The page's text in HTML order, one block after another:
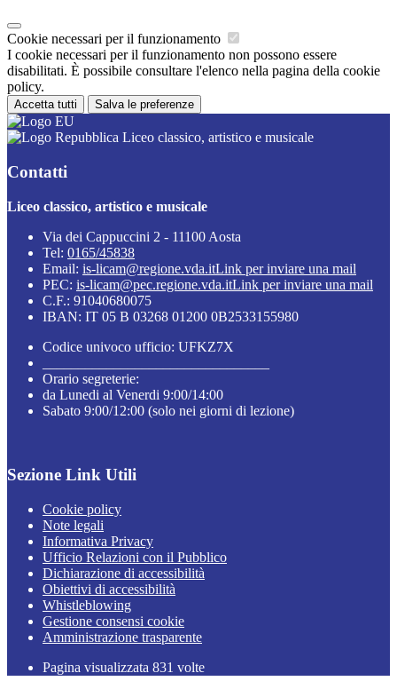
Cookie necessari per il funzionamento
I cookie necessari per il funzionamento non possono essere
disabilitati. È possibile consultare l'elenco nella pagina della cookie
policy.
Accetta tutti Salva le preferenze
Liceo classico, artistico e musicale
Contatti
Liceo classico, artistico e musicale
Via dei Cappuccini 2 - 11100 Aosta
Tel: 0165/45838
Email: is-licam@regione.vda.itLink per inviare una mail
PEC: is-licam@pec.regione.vda.itLink per inviare una mail
C.F.: 91040680075
IBAN: IT 05 B 03268 01200 0B2533155980
Codice univoco ufficio: UFKZ7X
Orario segreterie:
da Lunedi al Venerdi 9:00/14:00
Sabato 9:00/12:00 (solo nei giorni di lezione)
Sezione Link Utili
Cookie policy
Note legali
Informativa Privacy
Ufficio Relazioni con il Pubblico
Dichiarazione di accessibilità
Obiettivi di accessibilità
Whistleblowing
Gestione consensi cookie
Amministrazione trasparente
Pagina visualizzata 831 volte